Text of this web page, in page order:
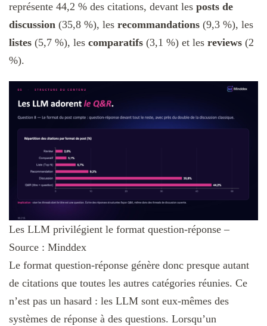
représente 44,2 % des citations, devant les posts de
discussion (35,8 %), les recommandations (9,3 %), les
listes (5,7 %), les comparatifs (3,1 %) et les reviews (2
%).
Les LLM privilégient le format question-réponse –
Source : Minddex
Le format question-réponse génère donc presque autant
de citations que toutes les autres catégories réunies. Ce
n’est pas un hasard : les LLM sont eux-mêmes des
systèmes de réponse à des questions. Lorsqu’un